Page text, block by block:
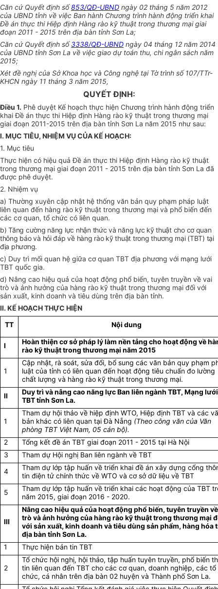
Căn cứ Quyết định số853/QĐ-UBND ngày 02 tháng 5 năm 2012
của UBND tỉnh về việc Ban hành Chương trình hành động triển khai
Đề án thực thi Hiệp định Hàng rào kỹ thuật trong thương mại giai
đoạn 2011 - 2015 trên địa bàn tỉnh Sơn La;
Căn cứ Quyết định số3338/QĐ-UBND ngày 04 tháng 12 năm 2014
của UBND tỉnh Sơn La về việc giao dự toán thu, chi ngân sách năm
2015;
Xét đề nghị của Sở Khoa học và Công nghệ tại Tờ trình số 107/TTr-
KHCN ngày 11 tháng 3 năm 2015,
QUYẾT ĐỊNH:
Điều 1. Phê duyệt Kế hoạch thực hiện Chương trình hành động triển
khai Đề án thực thi Hiệp định Hàng rào kỹ thuật trong thương mại
giai đoạn 2011-2015 trên địa bàn tỉnh Sơn La năm 2015 như sau:
I. MỤC TIÊU, NHIỆM VỤ CỦA KẾ HOẠCH:
1. Mục tiêu
Thực hiện có hiệu quả Đề án thực thi Hiệp định Hàng rào kỹ thuật
trong thương mại giai đoạn 2011 - 2015 trên địa bàn tỉnh Sơn La đã
được phê duyệt.
2. Nhiệm vụ
a) Thường xuyên cập nhật hệ thống văn bản quy phạm pháp luật
liên quan đến hàng rào kỹ thuật trong thương mại và phổ biến đến
các cơ quan, tổ chức có liên quan.
b) Tăng cường năng lực nhận thức và năng lực kỹ thuật cho cơ quan
thông báo và hỏi đáp về hàng rào kỹ thuật trong thương mại (TBT) tại
địa phương.
c) Duy trì mối quan hệ giữa cơ quan TBT địa phương với mạng lưới
TBT quốc gia.
d) Nâng cao hiệu quả của hoạt động phổ biến, tuyên truyền về vai
trò và ảnh hưởng của hàng rào kỹ thuật trong thương mại đối với
sản xuất, kinh doanh và tiêu dùng trên địa bàn tỉnh.
II. KẾ HOẠCH THỰC HIỆN
TT
Nội dung
I
Hoàn thiện cơ sở pháp lý làm nền tảng cho hoạt động về
rào kỹ thuật trong thương mại năm 2015
1
Cập nhật, rà soát, sửa đổi, bổ sung các văn bản quy phạm
luật của tỉnh có liên quan đến hoạt động tiêu chuẩn đo lường
chất lượng và hàng rào kỹ thuật trong thương mại.
II
Duy trì và nâng cao năng lực Ban liên ngành TBT, Mạng lưới
TBT tỉnh Sơn La.
1
Tham dự hội thảo về hiệp định WTO, Hiệp định TBT và các
bản khác có liên quan tại Đà Nẵng (Theo công văn của Văn
phòng TBT Việt Nam, 05 cán bộ).
2
Tổng kết đề án TBT giai đoạn 2011 - 2015 tại Hà Nội
3
Tham dự Hội nghị Ban liên ngành về TBT
4
Tham dự lớp tập huấn về triển khai đề án xây dựng cổng
tin điện tử chính thức về WTO và cơ sở dữ liệu về TBT
5
Tham dự lớp tập huấn về triển khai các hoạt động của TBT
năm 2015, giai đoạn 2016 - 2020.
III
Nâng cao hiệu quả của hoạt động phổ biến, tuyên truyền
trò và ảnh hưởng của hàng rào kỹ thuật trong thương mại
với sản xuất, kinh doanh và tiêu dùng sản phẩm, hàng hóa
địa bàn tỉnh Sơn La.
1
Thực hiện bản tin TBT
2
Tổ chức hội nghị, hội thảo, tập huấn tuyên truyền, phổ biến
tin liên quan đến TBT cho các cơ quan, doanh nghiệp, các tổ
chức, cá nhân trên địa bàn 02 huyện và Thành phố Sơn La.